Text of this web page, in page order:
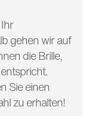
gehen wir auf
die Brille,
Sie einen
zu erhalten!